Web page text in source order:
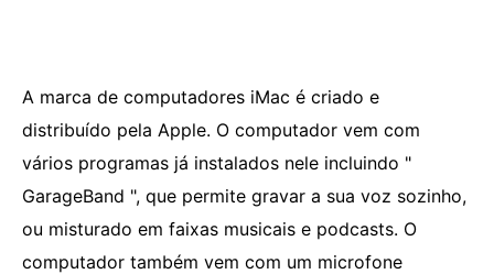
A marca de computadores iMac é criado e
distribuído pela Apple. O computador vem com
vários programas já instalados nele incluindo "
GarageBand ", que permite gravar a sua voz sozinho,
ou misturado em faixas musicais e podcasts. O
computador também vem com um microfone